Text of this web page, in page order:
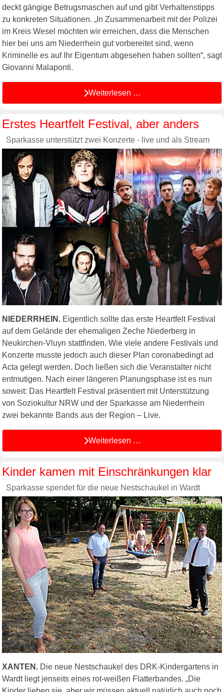
deckt gängige Betrugsmaschen auf und gibt Verhaltenstipps
zu konkreten Situationen. „In Zusammenarbeit mit der Polizei
im Kreis Wesel möchten wir erreichen, dass die Menschen
hier bei uns am Niederrhein gut vorbereitet sind, wenn
Kriminelle es auf Ihr Eigentum abgesehen haben sollten“, sagt
Giovanni Malaponti.
Weiterlesen …
Erstes Heartfelt Festival, aber anders
Sparkasse unterstützt zwei Konzerte - live und als Stream
NIEDERRHEIN. Eigentlich sollte das erste Heartfelt Festival
auf dem Gelände der ehemaligen Zeche Niederberg in
Neukirchen-Vluyn stattfinden. Wie viele andere Festivals und
Konzerte musste jedoch auch dieser Plan coronabedingt ad
Acta gelegt werden. Doch ließen sich die Veranstalter nicht
entmutigen. Nach einer längeren Planungsphase ist es nun
soweit: Das Heartfelt Festival präsentiert mit Unterstützung
von Soziokultur NRW und der Sparkasse am Niederrhein
zwei bekannte Bands aus der Region – Live.
Weiterlesen …
Kinder kamen mit Einschränkungen klar
Sparkasse spendet für die neue Nestschaukel in Wardt
XANTEN. Die neue Nestschaukel des DRK-Kindergartens in
Wardt liegt jenseits eines rot-weißen Flatterbandes. „Die